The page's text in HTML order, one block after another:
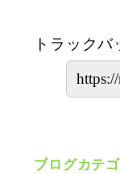
トラック
ブログカテ